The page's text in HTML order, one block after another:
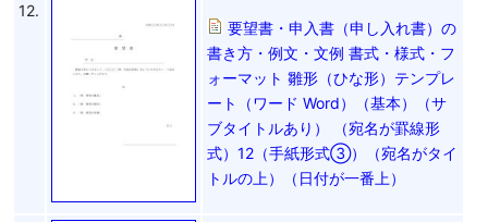
12.
要望書・申入書（申し入れ書）の
書き方・例文・文例 書式・様式・フ
ォーマット 雛形（ひな形）テンプレ
ート（ワード Word）（基本）（サ
ブタイトルあり） （宛名が罫線形
式）12（手紙形式③）（宛名がタイ
トルの上）（日付が一番上）